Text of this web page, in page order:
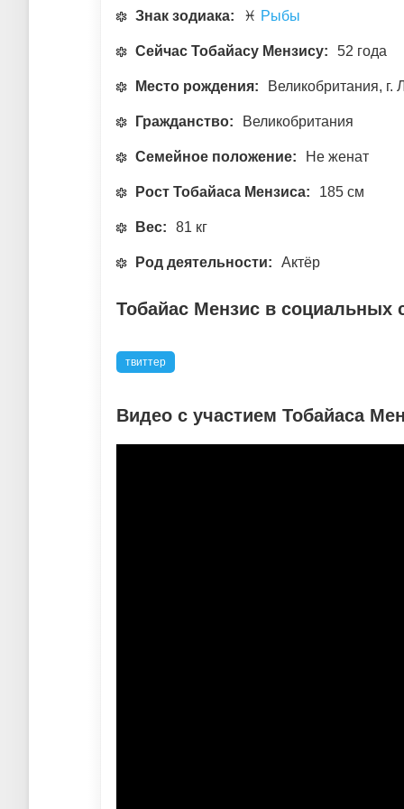
Знак зодиака: ♓ Рыбы
Сейчас Тобайасу Мензису: 52 года
Место рождения: Великобритания, г.
Гражданство: Великобритания
Семейное положение: Не женат
Рост Тобайаса Мензиса: 185 см
Вес: 81 кг
Род деятельности: Актёр
Тобайас Мензис в социальных
твиттер
Видео с участием Тобайаса